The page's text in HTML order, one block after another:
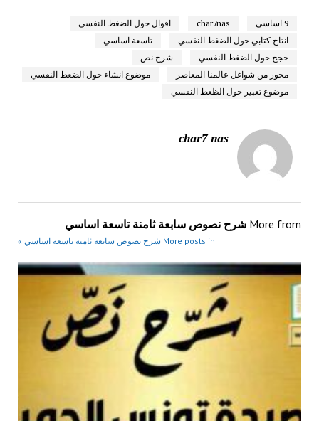
9 اساسي char7nas
اقوال حول الضغط النفسي
انتاج كتابي حول الضغط النفسي
تاسعة اساسي
حجج حول الضغط النفسي
شرح نص
محور من شواغل عالمنا المعاصر
موضوع انشاء حول الضغط النفسي
موضوع تعبير حول الظغط النفسي
char7 nas
More from شرح نصوص سابعة ثامنة تاسعة اساسي
More posts in شرح نصوص سابعة ثامنة تاسعة اساسي »